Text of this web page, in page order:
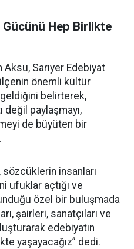
Hep Birlikte
Aksu, Sarıyer Edebiyat
ilçenin önemli kültür
belirterek,
değil paylaşmayı,
de büyüten bir
sözcüklerin insanları
ufuklar açtığı ve
özel bir buluşmada
şairleri, sanatçıları ve
edebiyatın
yaşayacağız” dedi.